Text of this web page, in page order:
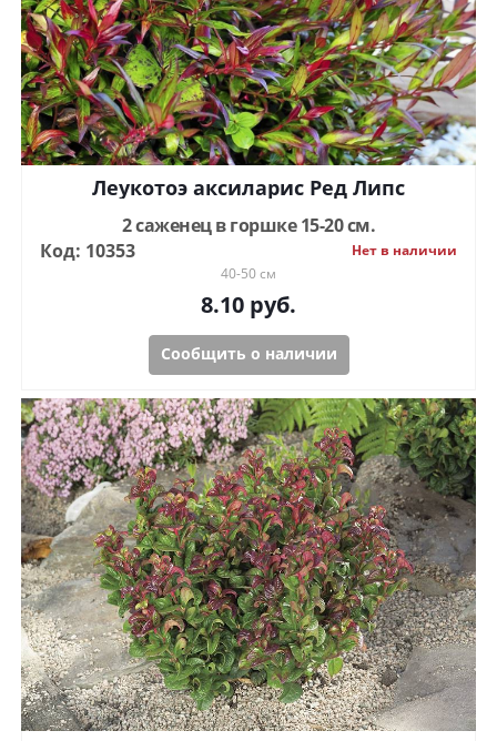
Леукотоэ аксиларис Ред Липс
2 саженец в горшке 15-20 см.
Код: 10353
Нет в наличии
40-50 см
8.10 руб.
Сообщить о наличии